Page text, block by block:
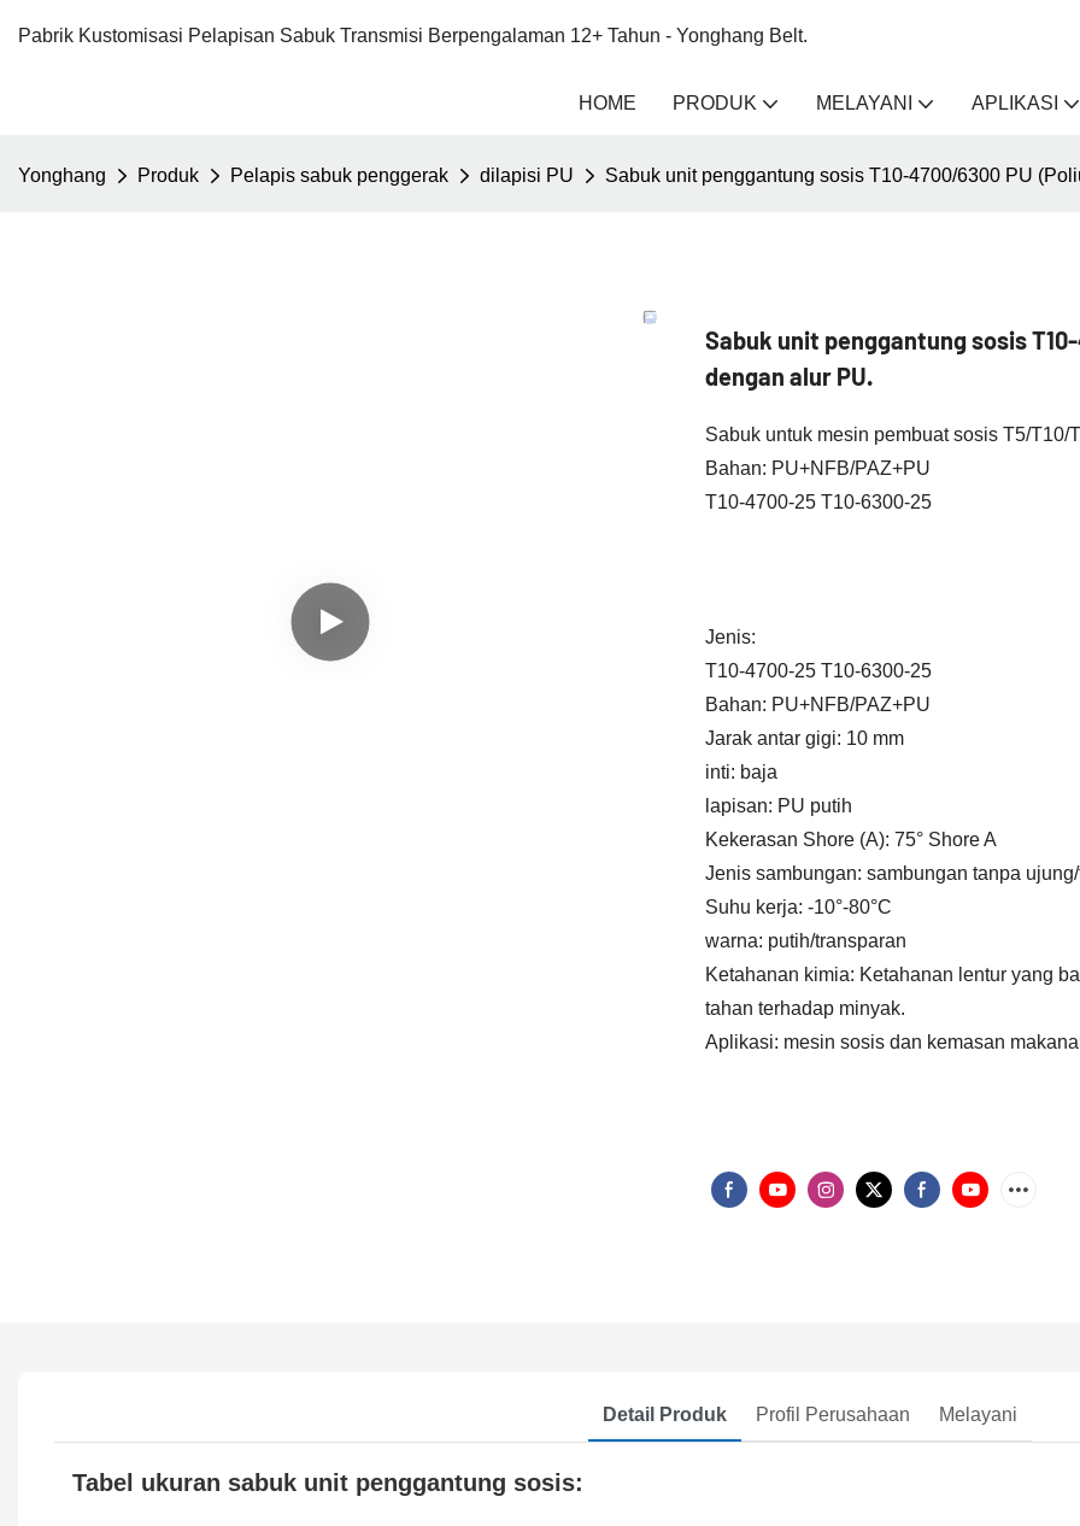
Pabrik Kustomisasi Pelapisan Sabuk Transmisi Berpengalaman 12+ Tahun - Yonghang Belt.
HOME PRODUK MELAYANI APLIKASI
Yonghang Produk Pelapis sabuk penggerak dilapisi PU Sabuk unit penggantung sosis T10-4700/6300 PU
Sabuk unit penggantung sosis
dengan alur PU.
Sabuk untuk mesin pembuat sosis T5/
Bahan: PU+NFB/PAZ+PU
T10-4700-25 T10-6300-25
Jenis:
T10-4700-25 T10-6300-25
Bahan: PU+NFB/PAZ+PU
Jarak antar gigi: 10 mm
inti: baja
lapisan: PU putih
Kekerasan Shore (A): 75° Shore A
Jenis sambungan: sambungan tanpa
Suhu kerja: -10°-80°C
warna: putih/transparan
Ketahanan kimia: Ketahanan lentur yang
tahan terhadap minyak.
Aplikasi: mesin sosis dan kemasan
Detail Produk Profil Perusahaan Melayani
Tabel ukuran sabuk unit penggantung sosis: